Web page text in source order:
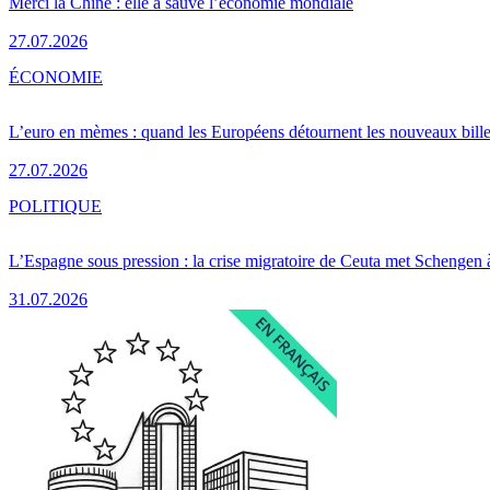
27.07.2026
L’euro en mèmes : quand les Européens détournent les nouveaux
27.07.2026
ÉCONOMIE
L’Espagne sous pression : la crise migratoire de Ceuta met Schengen
31.07.2026
POLITIQUE